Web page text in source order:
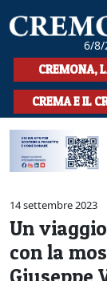
6/8/
HOME
CRONACA
SPORT
LA MUSICA
CULTURA
LA STORIA
SPETTACOLI
CREMONA,
CREMA E IL
14 settembre 2023
Un
con la
Giuseppe